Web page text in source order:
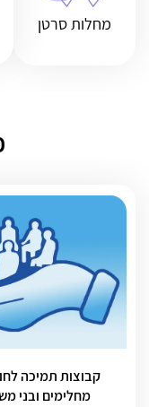
מחלות סרטן
קבוצות תמיכה
מחלימים ובני